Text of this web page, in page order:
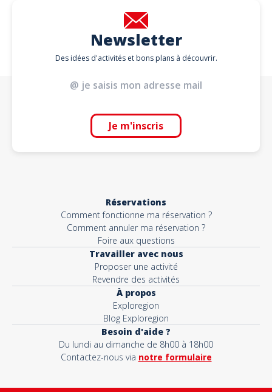
Newsletter
Des idées d'activités et bons plans à découvrir.
Je m'inscris
Réservations
Comment fonctionne ma réservation ?
Comment annuler ma réservation ?
Foire aux questions
Travailler avec nous
Proposer une activité
Revendre des activités
À propos
Exploregion
Blog Exploregion
Besoin d'aide ?
Du lundi au dimanche de 8h00 à 18h00
Contactez-nous via notre formulaire